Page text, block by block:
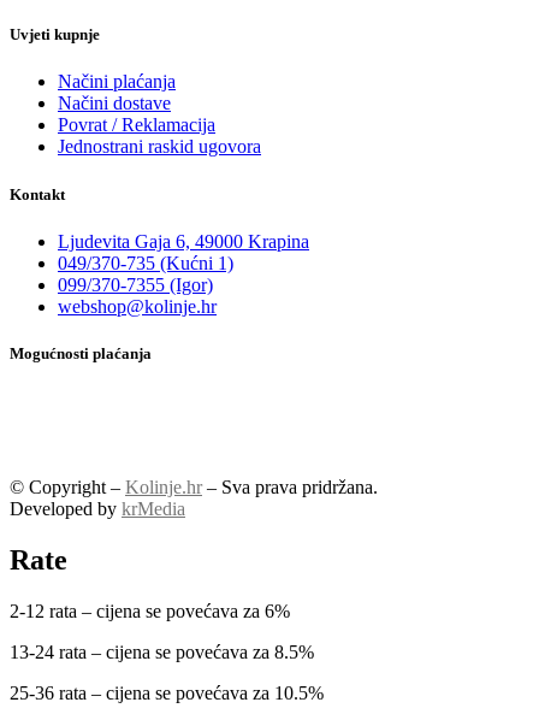
Uvjeti kupnje
Načini plaćanja
Načini dostave
Povrat / Reklamacija
Jednostrani raskid ugovora
Kontakt
Ljudevita Gaja 6, 49000 Krapina
049/370-735 (Kućni 1)
099/370-7355 (Igor)
webshop@kolinje.hr
Mogućnosti plaćanja
© Copyright – Kolinje.hr– Sva prava pridržana.
Developed by krMedia
Rate
2-12 rata – cijena se povećava za 6%
13-24 rata – cijena se povećava za 8.5%
25-36 rata – cijena se povećava za 10.5%